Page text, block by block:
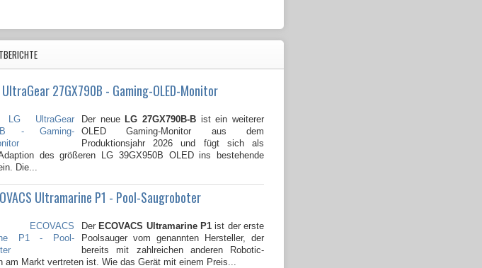
UltraGear 27GX790B - Gaming-OLED-Monitor
Der neueLG 27GX790B-B ist ein weiterer
OLED Gaming-Monitor aus dem
Produktionsjahr 2026 und fügt sich als
des größeren LG 39GX950B OLED ins bestehende
Die...
Ultramarine P1 - Pool-Saugroboter
DerECOVACS Ultramarine P1 ist der erste
Poolsauger vom genannten Hersteller, der
bereits mit zahlreichen anderen Robotic-
am Markt vertreten ist. Wie das Gerät mit einem Preis...